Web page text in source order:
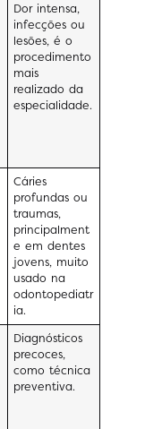
Dor intensa,
infecções ou
lesões, é o
procedimento
mais
realizado da
especialidade.
Cáries
profundas ou
traumas,
principalment
e em dentes
jovens, muito
usado na
odontopediatr
ia.
Diagnósticos
precoces,
como técnica
preventiva.